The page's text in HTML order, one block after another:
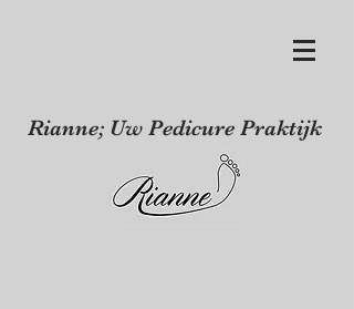
Rianne; Uw Pedicure Praktijk